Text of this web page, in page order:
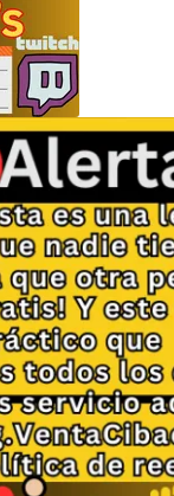
y devoluciones
PMF — FAQs